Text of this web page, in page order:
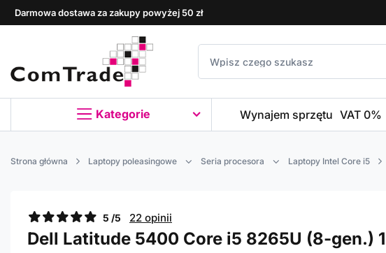
Darmowa dostawa za zakupy powyżej 50 zł
Kategorie Wynajem sprzętu VAT 0%
Strona główna Laptopy poleasingowe Seria procesora Laptopy Intel Core i5
5 /5 22 opinii
Dell Latitude 5400 Core i5 8265U (8-gen.)